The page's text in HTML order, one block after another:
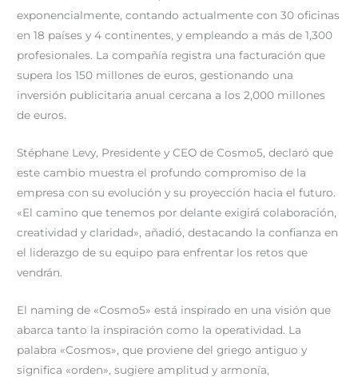
exponencialmente, contando actualmente con 30 oficinas
en 18 países y 4 continentes, y empleando a más de 1,300
profesionales. La compañía registra una facturación que
supera los 150 millones de euros, gestionando una
inversión publicitaria anual cercana a los 2,000 millones
de euros.
Stéphane Levy, Presidente y CEO de Cosmo5, declaró que
este cambio muestra el profundo compromiso de la
empresa con su evolución y su proyección hacia el futuro.
«El camino que tenemos por delante exigirá colaboración,
creatividad y claridad», añadió, destacando la confianza en
el liderazgo de su equipo para enfrentar los retos que
vendrán.
El naming de «Cosmo5» está inspirado en una visión que
abarca tanto la inspiración como la operatividad. La
palabra «Cosmos», que proviene del griego antiguo y
significa «orden», sugiere amplitud y armonía,